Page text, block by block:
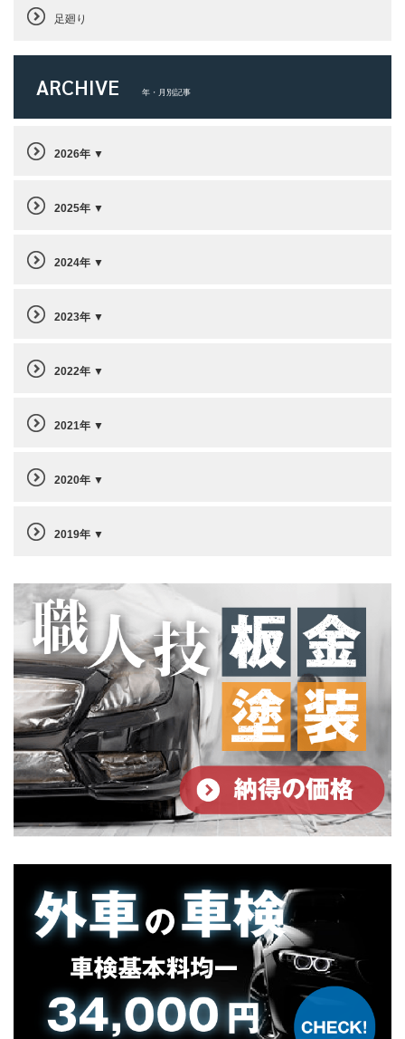
足廻り
ARCHIVE 年・月別記事
2026年
2025年
2024年
2023年
2022年
2021年
2020年
2019年